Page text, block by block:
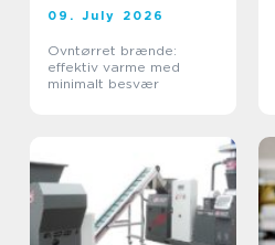
09. July 2026
Ovntørret brænde:
effektiv varme med
minimalt besvær